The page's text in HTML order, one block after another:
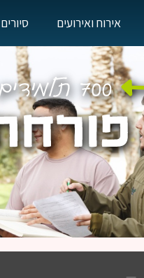
אירוח ואירועים סיורים